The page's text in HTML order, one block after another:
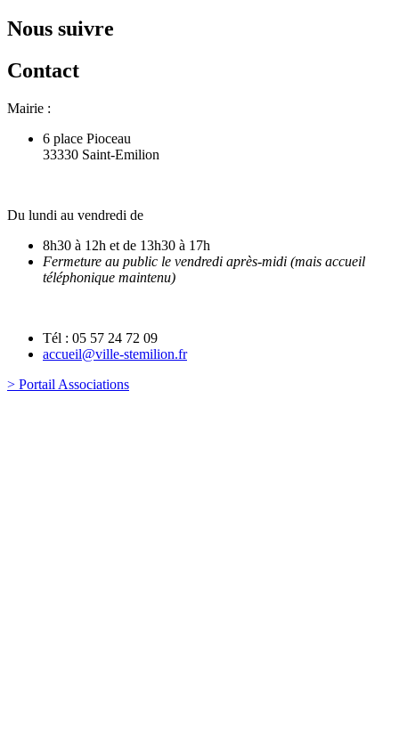
Nous suivre
Contact
Mairie :
6 place Pioceau
33330 Saint-Emilion
Du lundi au vendredi de
8h30 à 12h et de 13h30 à 17h
Fermeture au public le vendredi après-midi (mais accueil
téléphonique maintenu)
Tél : 05 57 24 72 09
accueil@ville-stemilion.fr
> Portail Associations